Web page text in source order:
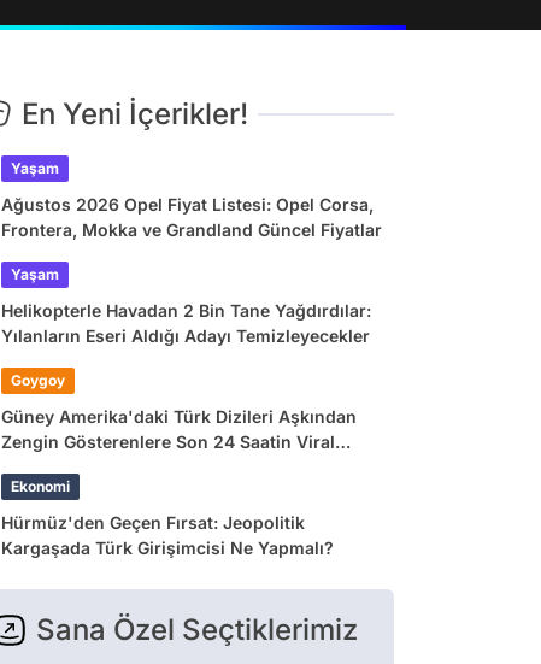
En Yeni İçerikler!
Yaşam
Ağustos 2026 Opel Fiyat Listesi: Opel Corsa,
Frontera, Mokka ve Grandland Güncel Fiyatlar
Yaşam
Helikopterle Havadan 2 Bin Tane Yağdırdılar:
Yılanların Eseri Aldığı Adayı Temizleyecekler
Goygoy
Güney Amerika'daki Türk Dizileri Aşkından
Zengin Gösterenlere Son 24 Saatin Viral
Ekonomi
Hürmüz'den Geçen Fırsat: Jeopolitik
Kargaşada Türk Girişimcisi Ne Yapmalı?
Sana Özel Seçtiklerimiz